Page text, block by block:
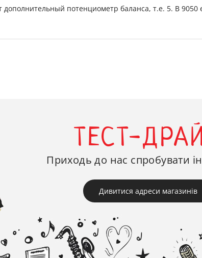
потенциометр баланса, т.е. 5. В 9050
ТЕСТ-
Приходь до нас спробувати
Дивитися адреси магазинів